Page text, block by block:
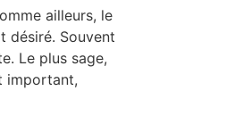
ailleurs, le
désiré. Souvent
Le plus sage,
important,